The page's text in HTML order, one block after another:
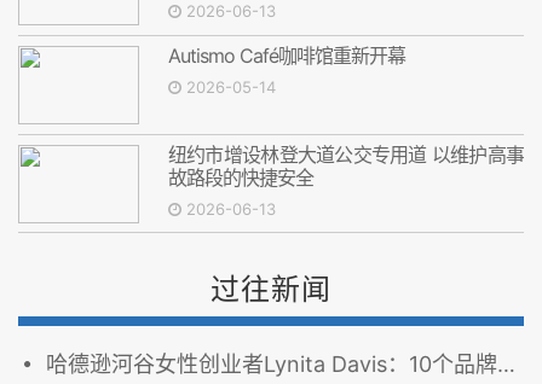
2026-06-13
Autismo Café咖啡馆重新开幕
2026-05-14
纽约市增设林登大道公交专用道 以维护高事
故路段的快捷安全
2026-06-13
过往新闻
哈德逊河谷女性创业者Lynita Davis：10个品牌、75个课程，打造社区创业生态圈